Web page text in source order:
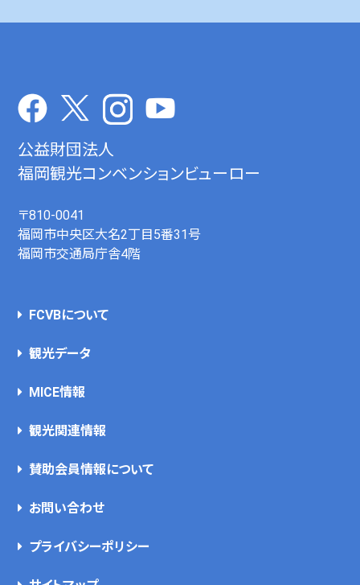
公益財団法人
福岡観光コンベンションビューロー
〒810-0041
福岡市中央区大名2丁目5番31号
福岡市交通局庁舎4階
FCVBについて
観光データ
MICE情報
観光関連情報
賛助会員情報について
お問い合わせ
プライバシーポリシー